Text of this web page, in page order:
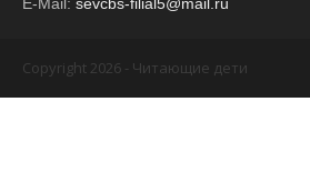
Copyright 2026 - Читающие дети